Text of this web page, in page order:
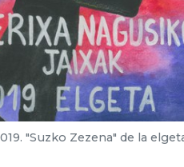
"Suzko Zezena" de la